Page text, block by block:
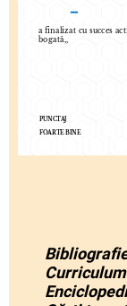
–
a finalizat cu succes
bogată,,
PUNCTAJ
FOARTE BINE